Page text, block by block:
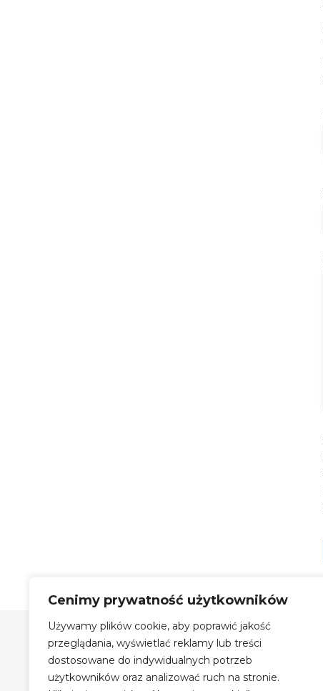
Cenimy prywatność użytkowników
Używamy plików cookie, aby poprawić jakość
przeglądania, wyświetlać reklamy lub treści
dostosowane do indywidualnych potrzeb
użytkowników oraz analizować ruch na stronie.
Szyby Autobusowe Bis Sp.
z o.o.
Szyby Autobusowe i Autokarowe